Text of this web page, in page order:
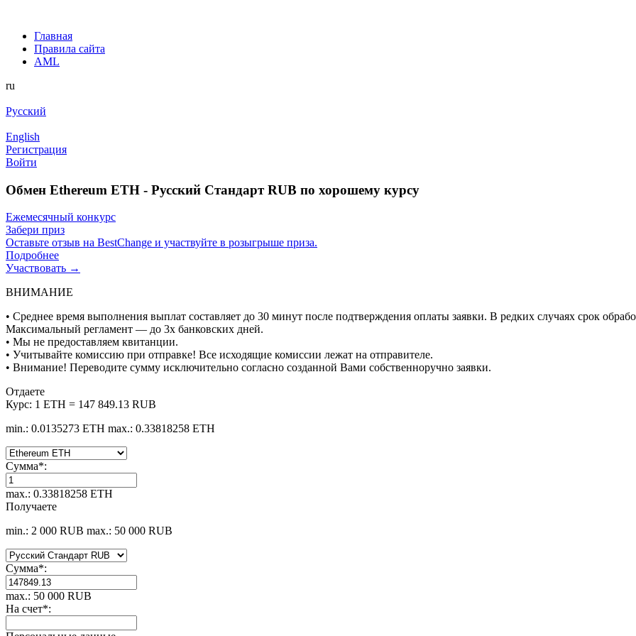
Главная
Правила сайта
AML
ru
Русский
English
Регистрация
Войти
Обмен Ethereum ETH - Русский Стандарт RUB по хорошему курсу
Ежемесячный конкурс
Забери приз
Оставьте отзыв на BestChange и участвуйте в розыгрыше приза.
Подробнее
Участвовать →
ВНИМАНИЕ
• Среднее время выполнения выплат составляет до 30 минут после подтверждения оплаты заявки. В редких случаях срок
Максимальный регламент — до 3х банковских дней.
• Мы не предоставляем квитанции.
• Учитывайте комиссию при отправке! Все исходящие комиссии лежат на отправителе.
• Внимание! Переводите сумму исключительно согласно созданной Вами собственноручно заявки.
Отдаете
Курс: 1 ETH = 147 849.13 RUB
min.: 0.0135273 ETH max.: 0.33818258 ETH
Сумма*:
max.: 0.33818258 ETH
Получаете
min.: 2 000 RUB max.: 50 000 RUB
Сумма*:
max.: 50 000 RUB
На счет*: